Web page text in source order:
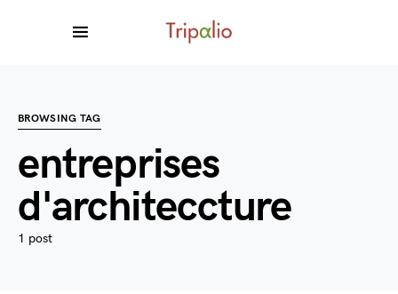
BROWSING TAG
entreprises
d'architeccture
1 post